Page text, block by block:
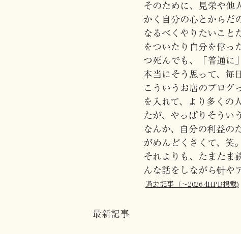
そのために、見栄や他
かく自分の心とからだ
なるべくやりたいこと
をついたり自分を偉っ
つ死んでも、「普通に
本当にそう思って、毎
こういうお店のブログ
を入れて、より多くの
たが、やっぱりそうい
なんか、自分の利益の
がめんどくさくて、笑。
それよりも、たまたま
んな話をしながら针や
過去記事（〜2026.4HPB掲載)
最新記事